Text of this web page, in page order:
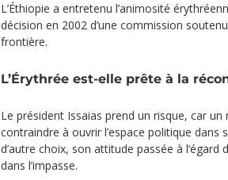
L’Éthiopie a entretenu l’animosité
décision en 2002 d’une commission
frontière.
L’Érythrée est-elle prête à la
Le président Issaias prend un risque, car
contraindre à ouvrir l’espace politique dans
d’autre choix, son attitude passée à l‘égard
dans l’impasse.